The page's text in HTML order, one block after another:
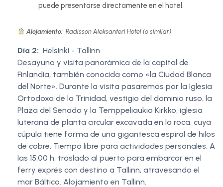
puede presentarse directamente en el hotel.
Alojamiento: Radisson Aleksanteri Hotel (o similar)
Día 2: Helsinki - Tallinn
Desayuno y visita panorámica de la capital de
Finlandia, también conocida como «la Ciudad Blanca
del Norte». Durante la visita pasaremos por la Iglesia
Ortodoxa de la Trinidad, vestigio del dominio ruso, la
Plaza del Senado y la Temppeliaukio Kirkko, iglesia
luterana de planta circular excavada en la roca, cuya
cúpula tiene forma de una gigantesca espiral de hilos
de cobre. Tiempo libre para actividades personales. A
las 15:00 h, traslado al puerto para embarcar en el
ferry exprés con destino a Tallinn, atravesando el
mar Báltico. Alojamiento en Tallinn.